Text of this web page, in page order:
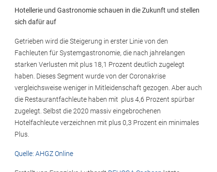
Hotellerie und Gastronomie schauen in die Zukunft und stellen
sich dafür auf
Getrieben wird die Steigerung in erster Linie von den
Fachleuten für Systemgastronomie, die nach jahrelangen
starken Verlusten mit plus 18,1 Prozent deutlich zugelegt
haben. Dieses Segment wurde von der Coronakrise
vergleichsweise weniger in Mitleidenschaft gezogen. Aber auch
die Restaurantfachleute haben mit plus 4,6 Prozent spürbar
zugelegt. Selbst die 2020 massiv eingebrochenen
Hotelfachleute verzeichnen mit plus 0,3 Prozent ein minimales
Plus.
Quelle: AHGZ Online